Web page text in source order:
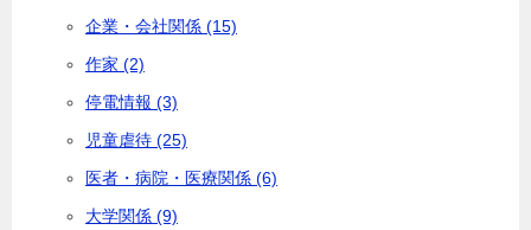
企業・会社関係 (15)
作家 (2)
停電情報 (3)
児童虐待 (25)
医者・病院・医療関係 (6)
大学関係 (9)